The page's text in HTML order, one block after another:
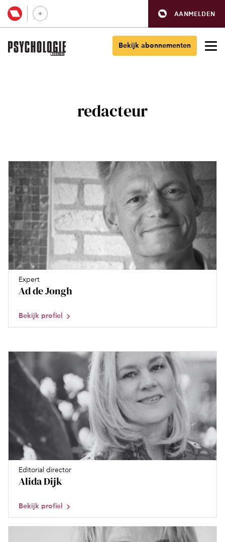
AANMELDEN
Bekijk abonnementen
redacteur
Expert
Ad de Jongh
Bekijk profiel
Editorial director
Alida Dijk
Bekijk profiel